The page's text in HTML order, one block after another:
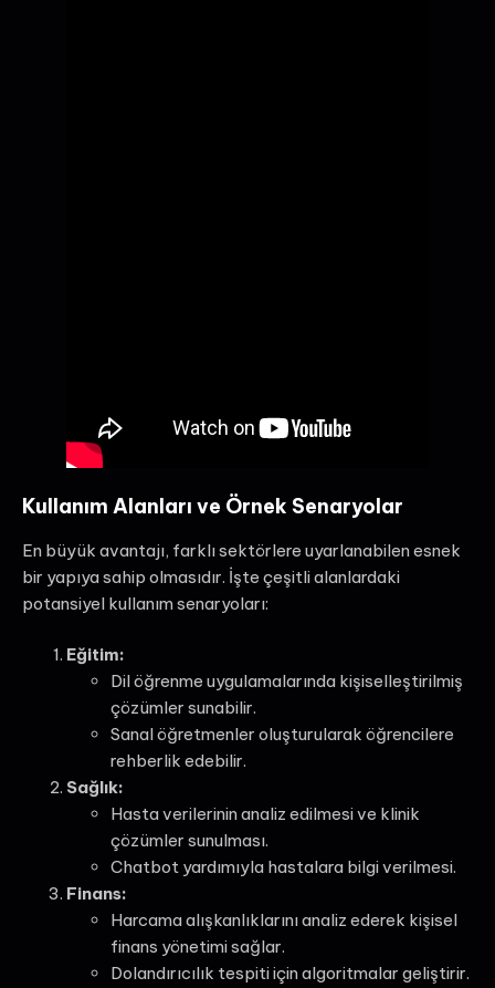
Kullanım Alanları ve Örnek Senaryolar
En büyük avantajı, farklı sektörlere uyarlanabilen esnek
bir yapıya sahip olmasıdır. İşte çeşitli alanlardaki
potansiyel kullanım senaryoları:
Eğitim:
Dil öğrenme uygulamalarında kişiselleştirilmiş
çözümler sunabilir.
Sanal öğretmenler oluşturularak öğrencilere
rehberlik edebilir.
Sağlık:
Hasta verilerinin analiz edilmesi ve klinik
çözümler sunulması.
Chatbot yardımıyla hastalara bilgi verilmesi.
Finans:
Harcama alışkanlıklarını analiz ederek kişisel
finans yönetimi sağlar.
Dolandırıcılık tespiti için algoritmalar geliştirir.